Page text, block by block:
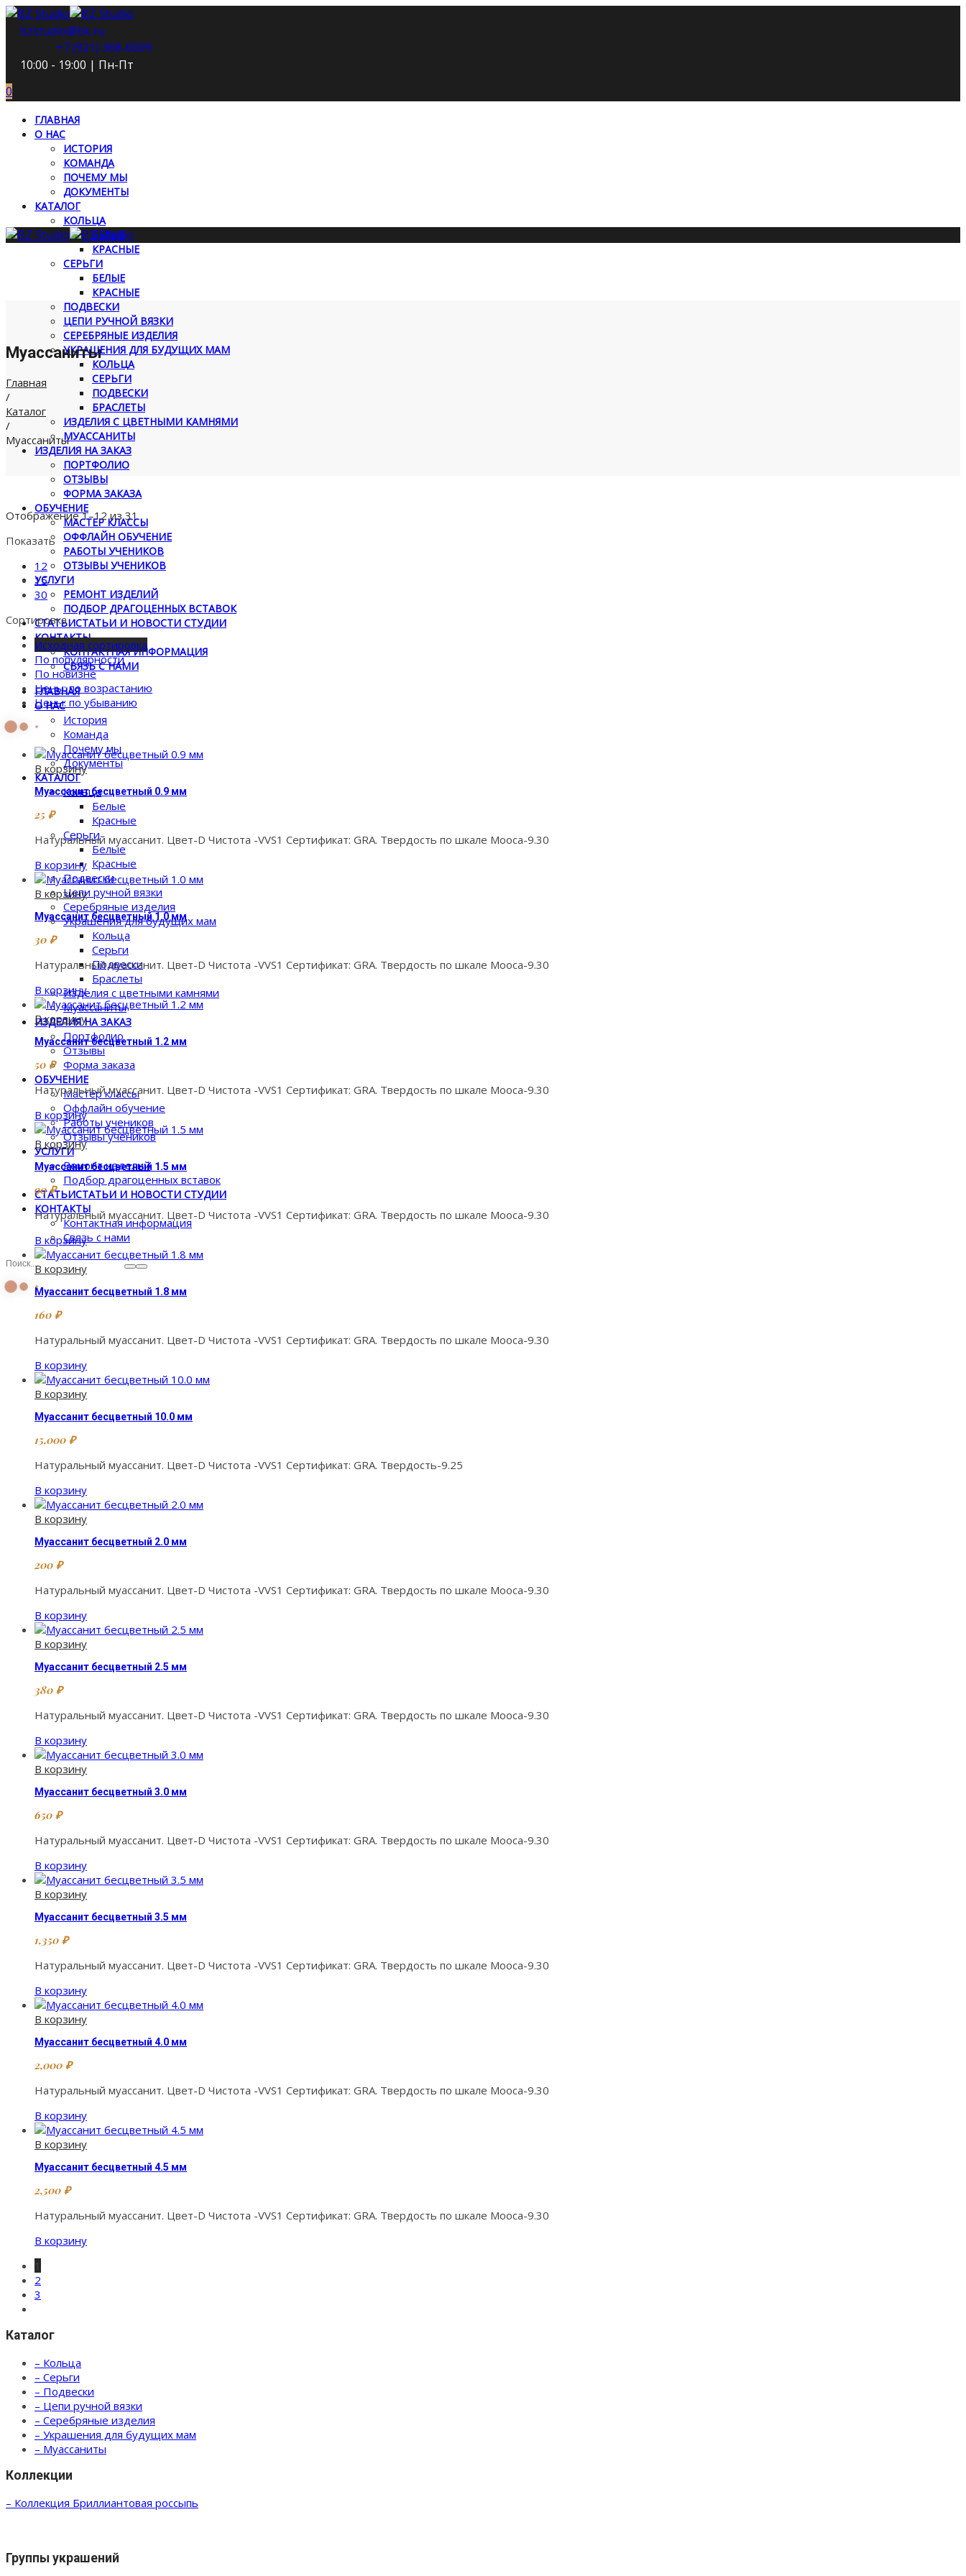
bzstudio@bk.ru
+7 (921) 368-6009
10:00 - 19:00 | Пн-Пт
0
ГЛАВНАЯ
О НАС
ИСТОРИЯ
КОМАНДА
ПОЧЕМУ МЫ
ДОКУМЕНТЫ
КАТАЛОГ
КОЛЬЦА
БЕЛЫЕ
КРАСНЫЕ
СЕРЬГИ
БЕЛЫЕ
КРАСНЫЕ
ПОДВЕСКИ
ЦЕПИ РУЧНОЙ ВЯЗКИ
СЕРЕБРЯНЫЕ ИЗДЕЛИЯ
УКРАШЕНИЯ ДЛЯ БУДУЩИХ МАМ
КОЛЬЦА
СЕРЬГИ
ПОДВЕСКИ
БРАСЛЕТЫ
ИЗДЕЛИЯ С ЦВЕТНЫМИ КАМНЯМИ
МУАССАНИТЫ
ИЗДЕЛИЯ НА ЗАКАЗ
ПОРТФОЛИО
ОТЗЫВЫ
ФОРМА ЗАКАЗА
ОБУЧЕНИЕ
МАСТЕР КЛАССЫ
ОФФЛАЙН ОБУЧЕНИЕ
РАБОТЫ УЧЕНИКОВ
ОТЗЫВЫ УЧЕНИКОВ
УСЛУГИ
РЕМОНТ ИЗДЕЛИЙ
ПОДБОР ДРАГОЦЕННЫХ ВСТАВОК
СТАТЬИСТАТЬИ И НОВОСТИ СТУДИИ
КОНТАКТЫ
КОНТАКТНАЯ ИНФОРМАЦИЯ
СВЯЗЬ С НАМИ
ГЛАВНАЯ
О НАС
История
Команда
Почему мы
Документы
КАТАЛОГ
Кольца
Белые
Красные
Серьги
Белые
Красные
Подвески
Цепи ручной вязки
Серебряные изделия
Украшения для будущих мам
Кольца
Серьги
Подвески
Браслеты
Изделия с цветными камнями
Муассаниты
ИЗДЕЛИЯ НА ЗАКАЗ
Портфолио
Отзывы
Форма заказа
ОБУЧЕНИЕ
Мастер классы
Оффлайн обучение
Работы учеников
Отзывы учеников
УСЛУГИ
Ремонт изделий
Подбор драгоценных вставок
СТАТЬИСТАТЬИ И НОВОСТИ СТУДИИ
КОНТАКТЫ
Контактная информация
Связь с нами
Муассаниты
Главная
/
Каталог
/
Муассаниты
Отображение 1–12 из 31
Показать
12
15
30
Сортировка
Исходная сортировка
По популярности
По новизне
Цены: по возрастанию
Цены: по убыванию
В корзину
Муассанит бесцветный 0.9 мм
25 ₽
Натуральный муассанит. Цвет-D Чистота -VVS1 Сертификат: GRA. Твердость по шкале Мооса-9.30
В корзину
В корзину
Муассанит бесцветный 1.0 мм
30 ₽
Натуральный муассанит. Цвет-D Чистота -VVS1 Сертификат: GRA. Твердость по шкале Мооса-9.30
В корзину
В корзину
Муассанит бесцветный 1.2 мм
50 ₽
Натуральный муассанит. Цвет-D Чистота -VVS1 Сертификат: GRA. Твердость по шкале Мооса-9.30
В корзину
В корзину
Муассанит бесцветный 1.5 мм
90₽
Натуральный муассанит. Цвет-D Чистота -VVS1 Сертификат: GRA. Твердость по шкале Мооса-9.30
В корзину
В корзину
Муассанит бесцветный 1.8 мм
160 ₽
Натуральный муассанит. Цвет-D Чистота -VVS1 Сертификат: GRA. Твердость по шкале Мооса-9.30
В корзину
В корзину
Муассанит бесцветный 10.0 мм
15,000 ₽
Натуральный муассанит. Цвет-D Чистота -VVS1 Сертификат: GRA. Твердость-9.25
В корзину
В корзину
Муассанит бесцветный 2.0 мм
200 ₽
Натуральный муассанит. Цвет-D Чистота -VVS1 Сертификат: GRA. Твердость по шкале Мооса-9.30
В корзину
В корзину
Муассанит бесцветный 2.5 мм
380 ₽
Натуральный муассанит. Цвет-D Чистота -VVS1 Сертификат: GRA. Твердость по шкале Мооса-9.30
В корзину
В корзину
Муассанит бесцветный 3.0 мм
650 ₽
Натуральный муассанит. Цвет-D Чистота -VVS1 Сертификат: GRA. Твердость по шкале Мооса-9.30
В корзину
В корзину
Муассанит бесцветный 3.5 мм
1,350 ₽
Натуральный муассанит. Цвет-D Чистота -VVS1 Сертификат: GRA. Твердость по шкале Мооса-9.30
В корзину
В корзину
Муассанит бесцветный 4.0 мм
2,000 ₽
Натуральный муассанит. Цвет-D Чистота -VVS1 Сертификат: GRA. Твердость по шкале Мооса-9.30
В корзину
В корзину
Муассанит бесцветный 4.5 мм
2,500 ₽
Натуральный муассанит. Цвет-D Чистота -VVS1 Сертификат: GRA. Твердость по шкале Мооса-9.30
В корзину
1
2
3
Каталог
– Кольца
– Серьги
– Подвески
– Цепи ручной вязки
– Серебряные изделия
– Украшения для будущих мам
– Муассаниты
Коллекции
– Коллекция Бриллиантовая россыпь
Группы украшений